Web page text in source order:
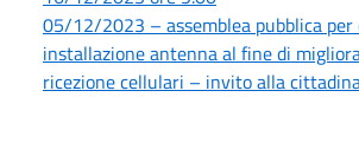
05/12/2023 – assemblea pubblica per
installazione antenna al fine di
ricezione cellulari – invito alla